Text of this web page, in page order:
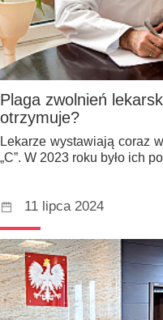
Plaga zwolnień
otrzymuje?
Lekarze wystawiają coraz
„C”. W 2023 roku było ich
11 lipca 2024